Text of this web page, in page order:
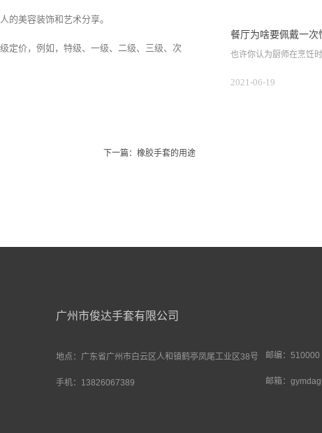
的美容装饰和艺术分享。
定价，例如，特级、一级、二级、三级、次
下一篇： 橡胶手套的用途
餐厅为啥要佩戴一次
也许你认为厨师在烹饪
2021-06-19
广州市俊达手套有限公司
地点：广东省广州市白云区人和镇鹤亭凤尾工业区38号
手机：13826067389
邮编：510000
邮箱：